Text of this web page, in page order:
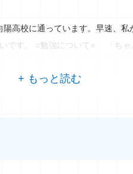
高校に通っています。早速、私
です。 ○勉強について○ 「ち